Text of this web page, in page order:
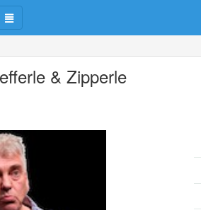
& Zipperle